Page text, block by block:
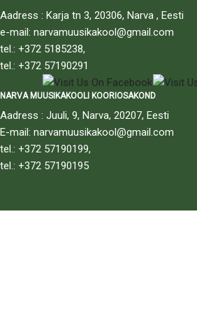
Aadress : Karja tn 3, 20306, Narva , Eesti
e-mail: narvamuusikakool@gmail.com
tel.: +372 5185238,
tel.: +372 57190291
NARVA MUUSIKAKOOLI KOORIOSAKOND
Aadress : Juuli, 9, Narva, 20207, Eesti
E-mail: narvamuusikakool@gmail.com
tel.: +372 57190199,
tel.: +372 57190195